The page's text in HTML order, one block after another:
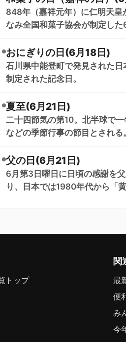
848年（嘉祥元年）に仁明天皇
なみ全国和菓子協会が制定した
おにぎりの日(6月18日)
石川県中能登町で発見された
制定された記念日。
夏至(6月21日)
二十四節気の第10。北半球で
などの季節行事の節目とされる。
父の日(6月21日)
6月第3日曜日に日頃の感謝を
り、日本では1980年代から「
トップ
関
最
便
み
今